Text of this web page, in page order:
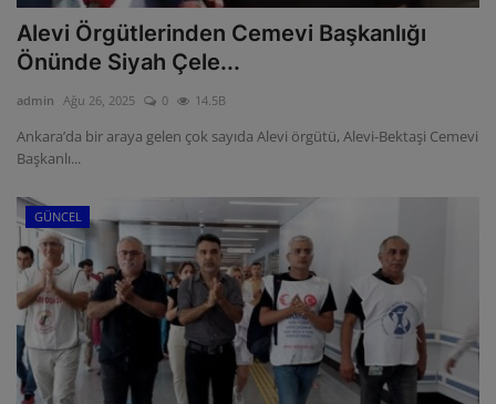
Alevi Örgütlerinden Cemevi Başkanlığı
Önünde Siyah Çele...
admin Ağu 26, 2025 0 14.5B
Ankara’da bir araya gelen çok sayıda Alevi örgütü, Alevi-Bektaşi Cemevi
Başkanlı...
GÜNCEL